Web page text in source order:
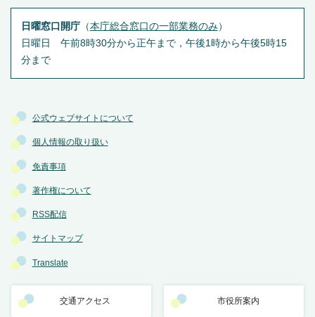
公式ウェブサイトについて
個人情報の取り扱い
免責事項
著作権について
RSS配信
サイトマップ
Translate
交通アクセス 市役所案内
日曜窓口開庁（本庁総合窓口の一部業務のみ ）
日曜日 午前8時30分から正午まで，午後1時から午後5時15
分まで